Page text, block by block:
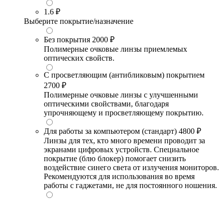
1.6 ₽
Выберите покрытие/назначение
Без покрытия 2000 ₽
Полимерные очковые линзы приемлемых
оптических свойств.
С просветляющим (антибликовым) покрытием
2700 ₽
Полимерные очковые линзы с улучшенными
оптическими свойствами, благодаря
упрочняющему и просветляющему покрытию.
Для работы за компьютером (стандарт) 4800 ₽
Линзы для тех, кто много времени проводит за
экранами цифровых устройств. Специальное
покрытие (блю блокер) помогает снизить
воздействие синего света от излучения мониторов.
Рекомендуются для использования во время
работы с гаджетами, не для постоянного ношения.